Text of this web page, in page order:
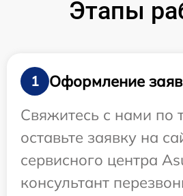
Этапы
1
Оформление
Свяжитесь с нами по
оставьте заявку на
сервисного центра
консультант